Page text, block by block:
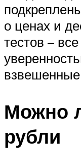
о ценах и
тестов –
Можно
рубли